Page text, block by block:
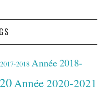
2018 Année 2018-
Année 2020-2021